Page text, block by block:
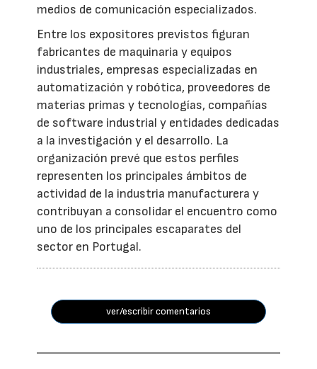
medios de comunicación especializados.
Entre los expositores previstos figuran
fabricantes de maquinaria y equipos
industriales, empresas especializadas en
automatización y robótica, proveedores de
materias primas y tecnologías, compañías
de software industrial y entidades dedicadas
a la investigación y el desarrollo. La
organización prevé que estos perfiles
representen los principales ámbitos de
actividad de la industria manufacturera y
contribuyan a consolidar el encuentro como
uno de los principales escaparates del
sector en Portugal.
ver/escribir comentarios